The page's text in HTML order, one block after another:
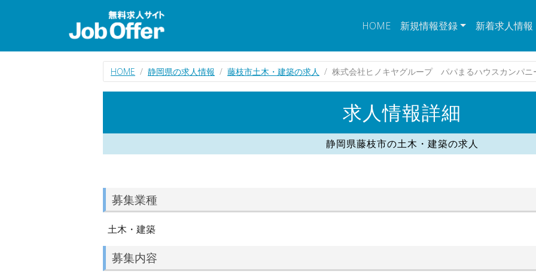
HOME 新規情報登録 新着求人情報
HOME 静岡県の求人情報 藤枝市土木・建築の求人 株式会社ヒノキヤグループ パパまるハウスカンパニ
求人情報詳細
静岡県藤枝市の土木・建築の求人
募集業種
土木・建築
募集内容